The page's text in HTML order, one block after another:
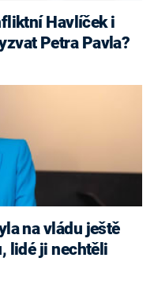
Petra Pavla?
na vládu ještě
lidé ji nechtěli